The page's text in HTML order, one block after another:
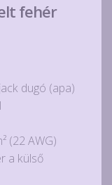
fehér
dugó (apa)
(22 AWG)
a külső